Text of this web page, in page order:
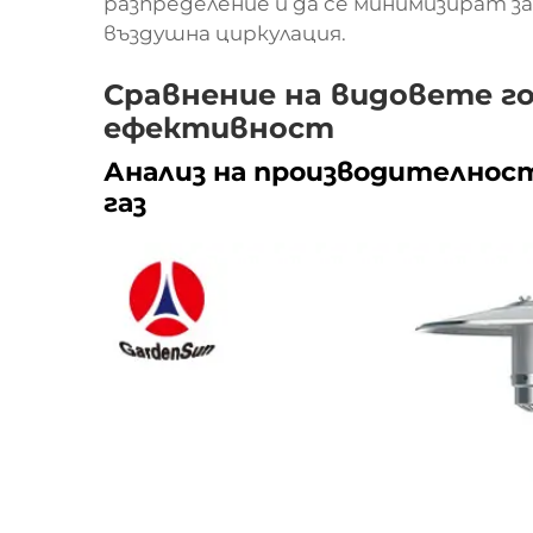
въздушна циркулация.
Сравнение на видовете
ефективност
Анализ на
газ